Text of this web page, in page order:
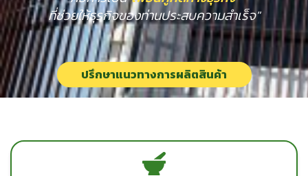
ที่ช่วยให้ธุรกิจของท่านประสบความสำเร็จ"
ปรึกษาแนวทางการผลิตสินค้า